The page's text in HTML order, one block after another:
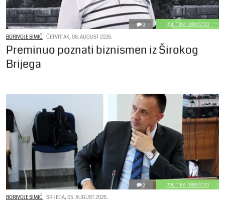
0 POLITIKA I DRUŠTVO
BORIVOJE SIMIĆ ČETVRTAK, 06. AUGUST 2026.
Preminuo poznati biznismen iz Širokog
Brijega
0 POLITIKA I DRUŠTVO
BORIVOJE SIMIĆ SRIJEDA, 05. AUGUST 2026.